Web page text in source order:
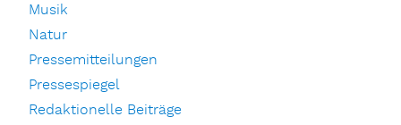
Musik
Natur
Pressemitteilungen
Pressespiegel
Redaktionelle Beiträge